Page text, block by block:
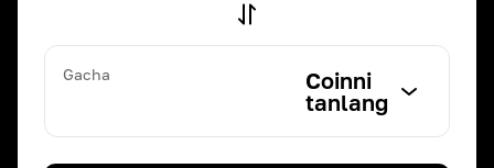
Gacha
Coinni
tanlang